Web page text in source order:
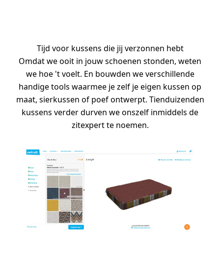
Tijd voor kussens die jij verzonnen hebt
Omdat we ooit in jouw schoenen stonden, weten
we hoe 't voelt. En bouwden we verschillende
handige tools waarmee je zelf je eigen kussen op
maat, sierkussen of poef ontwerpt. Tienduizenden
kussens verder durven we onszelf inmiddels de
zitexpert te noemen.